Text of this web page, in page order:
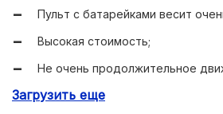
Пульт с батарейками весит
Высокая стоимость;
Не очень продолжительное
Загрузить еще